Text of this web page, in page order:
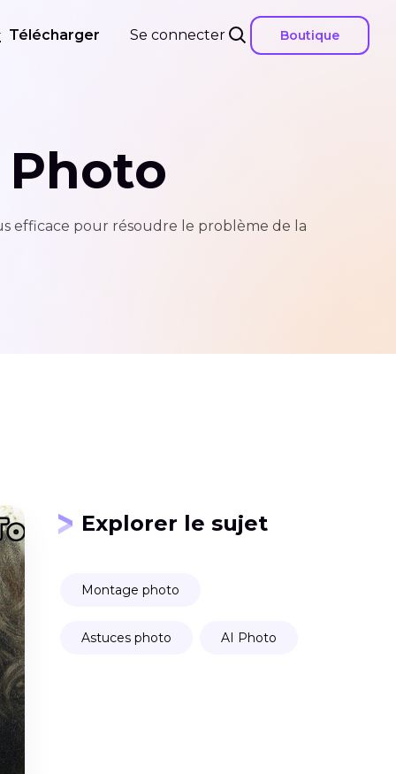
Se connecter Boutique
Télécharger
efficace pour résoudre le problème de la
Explorer le sujet
Montage photo
Astuces photo AI Photo